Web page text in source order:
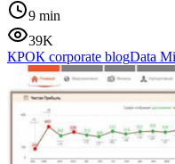
9 min
39K
КРОК corporate blogData